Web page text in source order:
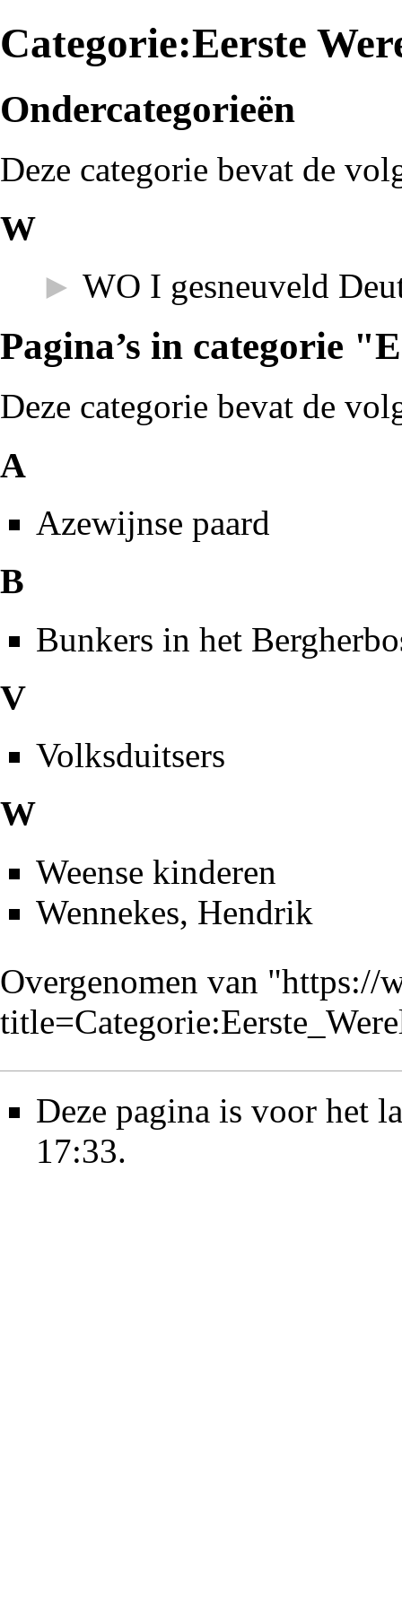
Categorie:Eerste
Ondercategorieën
Deze categorie bevat de
W
► WO I gesneuveld
Pagina’s in categorie
Deze categorie bevat de
A
Azewijnse paard
B
Bunkers in het
V
Volksduitsers
W
Weense kinderen
Wennekes, Hendrik
Overgenomen van "https://
Deze pagina is voor het
17:33.